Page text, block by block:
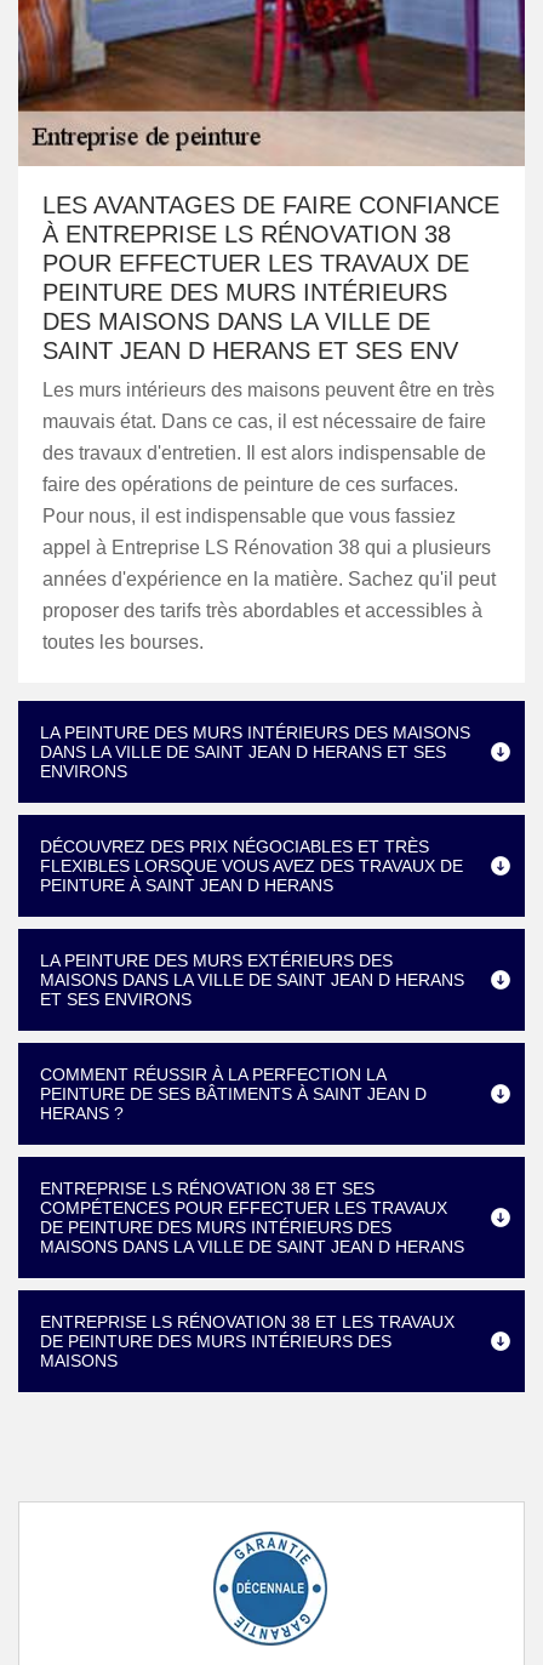
LES AVANTAGES DE FAIRE CONFIANCE
À ENTREPRISE LS RÉNOVATION 38
POUR EFFECTUER LES TRAVAUX DE
PEINTURE DES MURS INTÉRIEURS
DES MAISONS DANS LA VILLE DE
SAINT JEAN D HERANS ET SES ENV
Les murs intérieurs des maisons peuvent être en très
mauvais état. Dans ce cas, il est nécessaire de faire
des travaux d'entretien. Il est alors indispensable de
faire des opérations de peinture de ces surfaces.
Pour nous, il est indispensable que vous fassiez
appel à Entreprise LS Rénovation 38 qui a plusieurs
années d'expérience en la matière. Sachez qu'il peut
proposer des tarifs très abordables et accessibles à
toutes les bourses.
LA PEINTURE DES MURS INTÉRIEURS DES MAISONS
DANS LA VILLE DE SAINT JEAN D HERANS ET SES
ENVIRONS
DÉCOUVREZ DES PRIX NÉGOCIABLES ET TRÈS
FLEXIBLES LORSQUE VOUS AVEZ DES TRAVAUX DE
PEINTURE À SAINT JEAN D HERANS
LA PEINTURE DES MURS EXTÉRIEURS DES
MAISONS DANS LA VILLE DE SAINT JEAN D HERANS
ET SES ENVIRONS
COMMENT RÉUSSIR À LA PERFECTION LA
PEINTURE DE SES BÂTIMENTS À SAINT JEAN D
HERANS ?
ENTREPRISE LS RÉNOVATION 38 ET SES
COMPÉTENCES POUR EFFECTUER LES TRAVAUX
DE PEINTURE DES MURS INTÉRIEURS DES
MAISONS DANS LA VILLE DE SAINT JEAN D HERANS
ENTREPRISE LS RÉNOVATION 38 ET LES TRAVAUX
DE PEINTURE DES MURS INTÉRIEURS DES
MAISONS